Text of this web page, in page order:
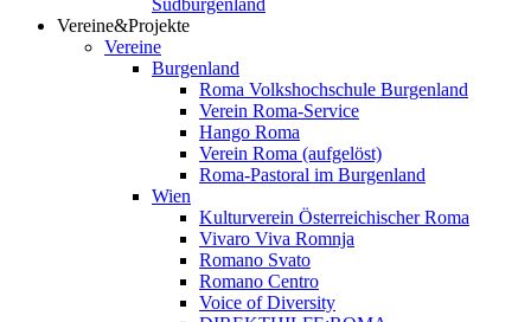
Südburgenland
Vereine&Projekte
Vereine
Burgenland
Roma Volkshochschule Burgenland
Verein Roma-Service
Hango Roma
Verein Roma (aufgelöst)
Roma-Pastoral im Burgenland
Wien
Kulturverein Österreichischer Roma
Vivaro Viva Romnja
Romano Svato
Romano Centro
Voice of Diversity